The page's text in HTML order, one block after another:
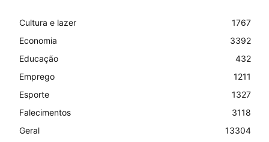
Cultura e lazer
1767
Economia
3392
Educação
432
Emprego
1211
Esporte
1327
Falecimentos
3118
Geral
13304